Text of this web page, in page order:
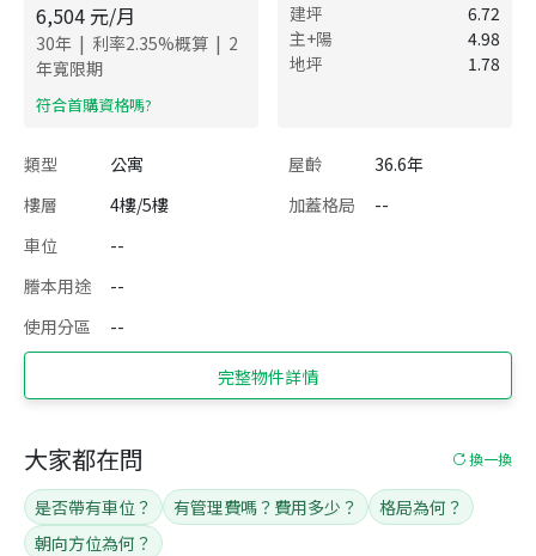
6,504 元/月
30年 | 利率2.35%概算 | 2
年寬限期
​符合首購資格嗎?
建坪
6.72
主+陽
4.98
地坪
1.78
類型 公寓 屋齡
36.6年
樓層
4樓/5樓 加蓋格局
--
車位
--
謄本用途
--
使用分區
--
完整物件詳情
大家都在問 換一換
是否帶有車位？ 有管理費嗎？費用多少？
格局為何？
朝向方位為何？